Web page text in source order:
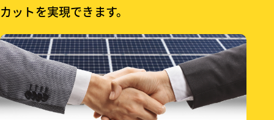
カットを実現できます。